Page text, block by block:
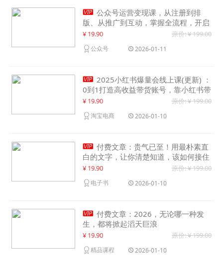
 公众号运营变现课，从注册到排
版、从推广到互动，掌握全流程，开启
个人品牌月入30000+
¥ 19.90 原价: ¥ 199.00
公众号 2026-01-11
 2025小红书爆量会线上课(更新) ：
0到1打造高收益带货账号，靠小红书带
货年入100w？机会来了！
¥ 19.90 原价: ¥ 199.00
淘宝电商 2026-01-10
 付费文章：贵气已至！用最朴素直
白的文字，让你清楚知道，该如何接住
这一次时代的泼天富贵
¥ 19.90 原价: ¥ 199.00
电子书 2026-01-10
 付费文章：2026，无论哪一种发
生，都将掀起滔天巨浪
¥ 19.90 原价: ¥ 199.00
精品课程 2026-01-10